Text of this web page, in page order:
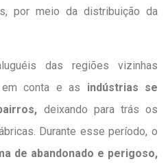
por meio da distribuição da
das regiões vizinhas
conta e as indústrias se
deixando para trás os
Durante esse período, o
de abandonado e perigoso,